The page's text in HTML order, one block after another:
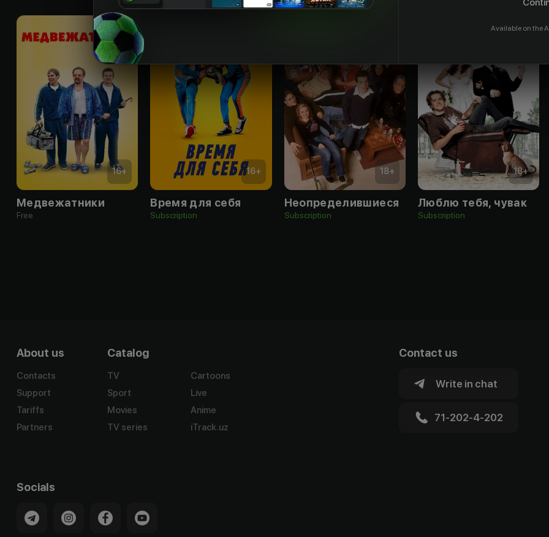
16+
Медвежатники
Free
16+
Время для себя
Subscription
18+
Неопределившиеся
Subscription
18+
Люблю тебя, чувак
Subscription
About us
Contacts
Support
Tariffs
Partners
Catalog
TV
Sport
Movies
TV series
Cartoons
Live
Anime
iTrack.uz
Contact us
Write in chat
71-202-4-202
Socials
Available on the